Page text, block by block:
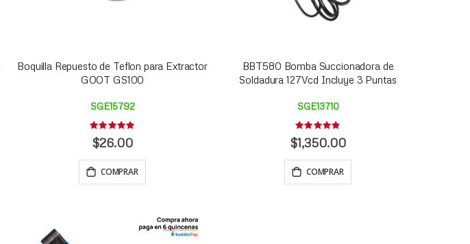
Boquilla Repuesto de Teflon para Extractor
GOOT GS100
SGE15792
Rating:
0%
$26.00
COMPRAR
BBT580 Bomba Succionadora de
Soldadura 127Vcd Incluye 3 Puntas
SGE13710
Rating:
0%
$1,350.00
COMPRAR